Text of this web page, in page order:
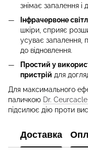
знімає запалення і
Інфрачервоне
шкіри, сприяє
усуває запалення,
до відновлення.
Простий у
пристрій для
Для максимального
паличкою Dr.
підсилює дію проти
Доставка